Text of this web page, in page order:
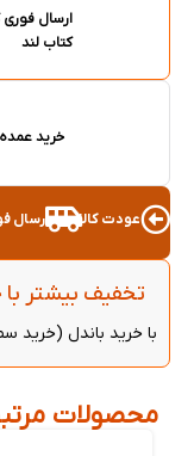
ارسال فوری
کتاب لند
خرید عمده
عودت کالا ارسال
تخفیف بیشتر
با خرید باندل (خرید سطح بعدی
محصولات